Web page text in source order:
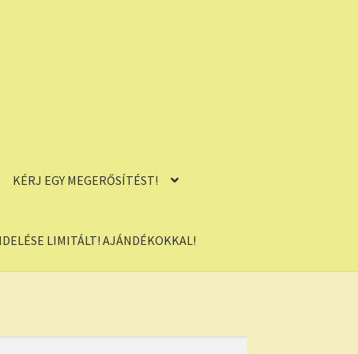
KÉRJ EGY MEGERŐSÍTÉST!
LIMITÁLT! AJÁNDÉKOKKAL!